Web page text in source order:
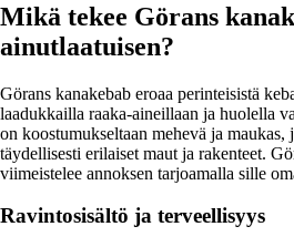
Mikä tekee Görans
ainutlaatuisen?
Görans kanakebab eroaa perinteisistä
laadukkailla raaka-aineillaan ja huolella
on koostumukseltaan mehevä ja maukas,
täydellisesti erilaiset maut ja rakenteet.
viimeistelee annoksen tarjoamalla sille
Ravintosisältö ja terveellisyys